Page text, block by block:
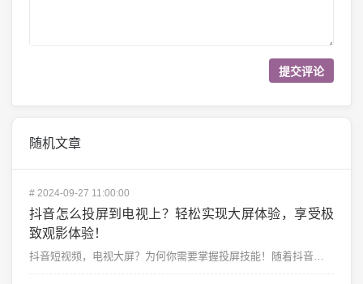
随机文章
# 2024-09-27 11:00:00
抖音怎么投屏到电视上？轻松实现大屏体验，享受极
致观影体验！
抖音短视频，电视大屏？为何你需要掌握投屏技能！随着抖音的流行，它已经成为了许多人每天必看的娱乐应用之...